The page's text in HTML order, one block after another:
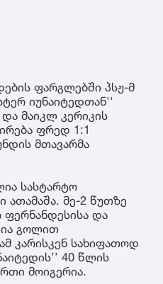
ფარგლებში პსჟ-მ
იუნაიტედთან''
მაიკლ კერიკის
ფრედ 1:1
მთავარმა
სასტარტო
ათამაშა. მე-2 წუთზე
ფერნანდესისა და
გოლით
კარისკენ სახიფათოდ
40 წლის
მოიგერია.